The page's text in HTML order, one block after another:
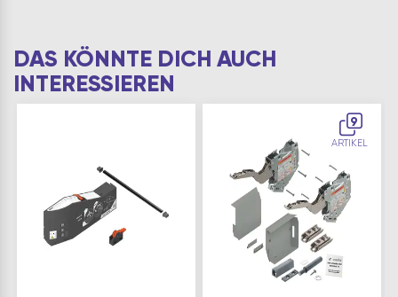
DAS KÖNNTE DICH AUCH
INTERESSIEREN
9
ARTIKEL